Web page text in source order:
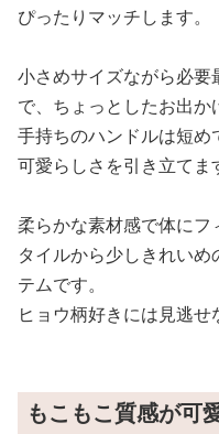
ぴったりマッチします。
小さめサイズながら必
で、ちょっとしたお出か
手持ちのハンドルは短
可愛らしさを引き立てま
柔らかな素材感で体にフ
タイルから少しきれい
テムです。
ヒョウ柄好きには見逃せ
もこもこ質感が可